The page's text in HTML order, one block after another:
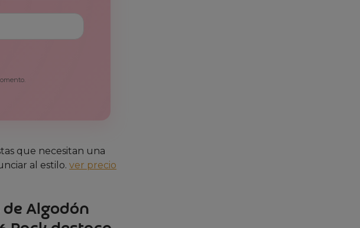
que necesitan una
al estilo. ver precio
de Algodón